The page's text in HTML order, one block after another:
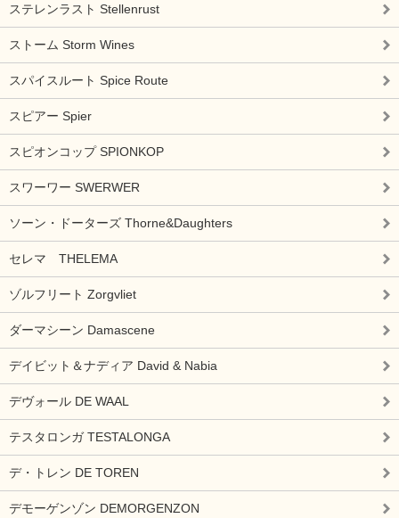
ステレンラスト Stellenrust
ストーム Storm Wines
スパイスルート Spice Route
スピアー Spier
スピオンコップ SPIONKOP
スワーワー SWERWER
ソーン・ドーターズ Thorne&Daughters
セレマ THELEMA
ゾルフリート Zorgvliet
ダーマシーン Damascene
デイビット＆ナディア David & Nabia
デヴォール DE WAAL
テスタロンガ TESTALONGA
デ・トレン DE TOREN
デモーゲンゾン DEMORGENZON